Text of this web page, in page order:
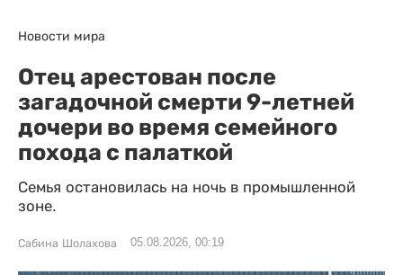
Новости мира
Отец арестован после
загадочной смерти 9-летней
дочери во время семейного
похода с палаткой
Семья остановилась на ночь в промышленной
зоне.
Сабина Шолахова 05.08.2026, 00:19